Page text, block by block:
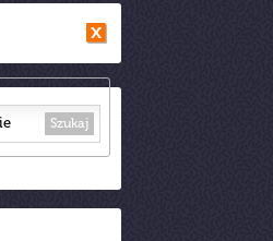
Szukaj